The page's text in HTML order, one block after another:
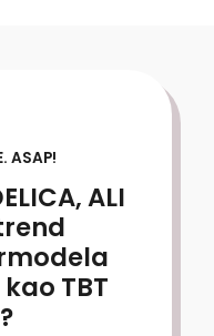
ASAP!
ALI
TBT